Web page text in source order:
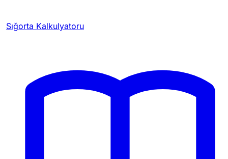
Sığorta Kalkulyatoru